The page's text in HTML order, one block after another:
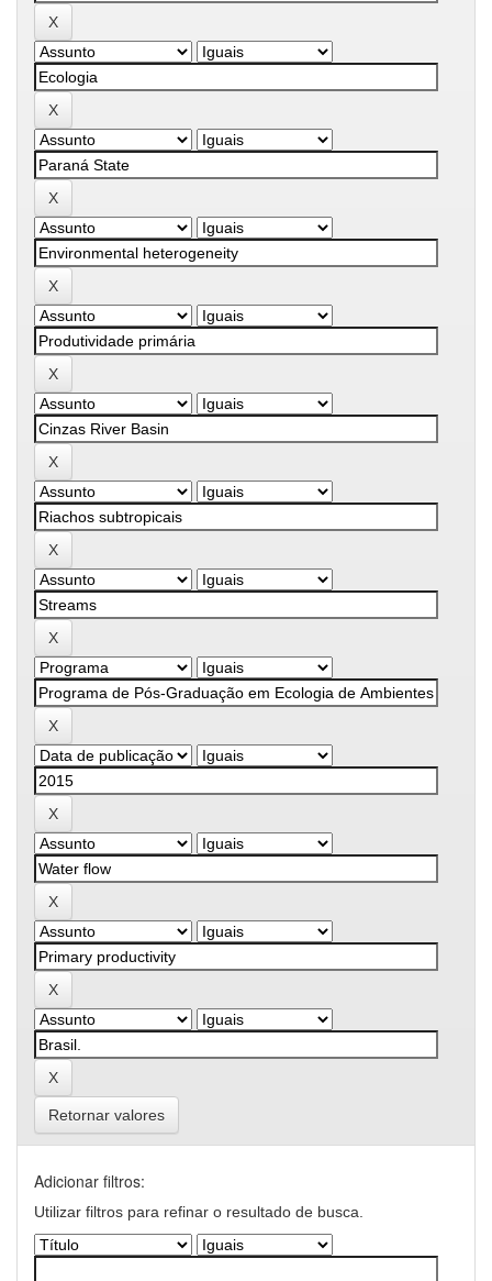
Retornar valores
Adicionar filtros:
Utilizar filtros para refinar o resultado de busca.